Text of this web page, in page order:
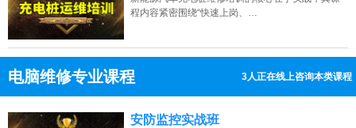
程内容紧密围绕“快速上岗、…
电脑维修专业课程 3人正在线上咨询本类课程
点击免费咨询电话：13807313137
安防监控实战班